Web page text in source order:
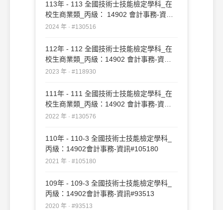
113年 - 113 全國技術士技能檢定學科_在
校生商業類_丙級： 14902 會計事務-資訊
#130516
2024 年 · #130516
112年 - 112 全國技術士技能檢定學科_在
校生商業類_丙級：14902 會計事務-資訊
#118930
2023 年 · #118930
111年 - 111 全國技術士技能檢定學科_在
校生商業類_丙級：14902 會計事務-資訊
#130576
2022 年 · #130576
110年 - 110-3 全國技術士技能檢定學科_
丙級：14902會計事務-資訊#105180
2021 年 · #105180
109年 - 109-3 全國技術士技能檢定學科_
丙級：14902會計事務-資訊#93513
2020 年 · #93513